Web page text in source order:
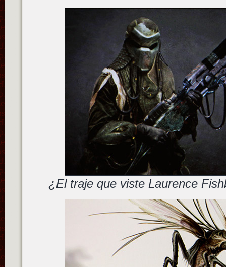
¿El traje que viste Laurence